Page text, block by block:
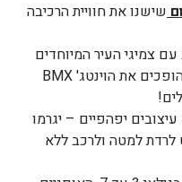
שישנו את חוויית הרכיבה
צמיגי העיר המיוחדים
וכל שאר החלקים האיכותיים הם שהופכים את הוינטג' BMX
יפהפיים – יגרמו
למטה ולרכב ללא